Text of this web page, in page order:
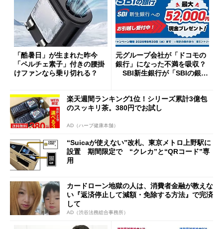
「酷暑日」が生まれた昨今
「ペルチェ素子」付きの腰掛
けファンなら乗り切れる？
元グループ会社が「ドコモの
銀行」になった不満を吸収？
SBI新生銀行が「SBIの銀
開催
楽天週間ランキング1位！シリーズ累計3億包
のスッキリ茶。380円でお試し
AD（ハーブ健康本舗）
“Suicaが使えない”改札、東京メトロ上野駅に
設置 期間限定で “クレカ”と“QRコード”専
用
カードローン地獄の人は、消費者金融が教えな
い『返済停止して減額・免除する方法』で完済
して
AD（渋谷法務総合事務所）